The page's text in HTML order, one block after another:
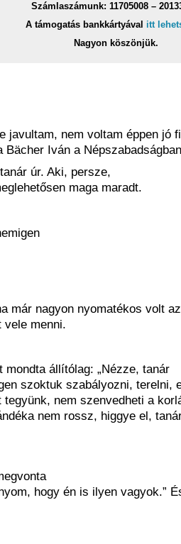
Számlaszámunk: 11705008 –
A támogatás bankkártyával itt
Nagyon köszönjük.
javultam, nem voltam éppen jó
Iván a
úr. Aki, persze,
maga maradt.
már nagyon nyomatékos volt
vele menni.
mondta állítólag: „Nézze, tanár
szoktuk szabályozni, terelni,
nem szenvedheti a
nem rossz, higgye el,
hogy én is ilyen vagyok.”